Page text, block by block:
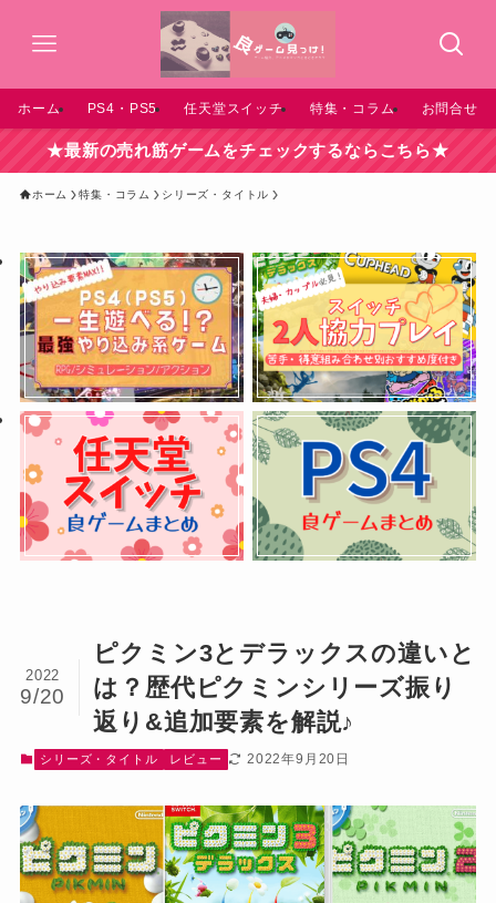
ホーム PS4・PS5 任天堂スイッチ 特集・コラム お問合せ
★最新の売れ筋ゲームをチェックするならこちら★
ホーム 特集・コラム シリーズ・タイトル
ピクミン3とデラックスの違いと
は？歴代ピクミンシリーズ振り
返り&追加要素を解説♪
2022
9/20
シリーズ・タイトル レビュー 2022年9月20日